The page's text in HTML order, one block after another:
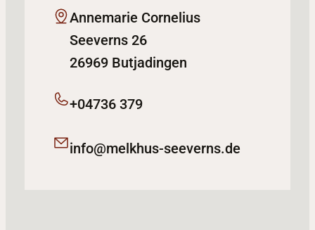
Annemarie Cornelius
Seeverns 26
26969 Butjadingen
+04736 379
info@melkhus-seeverns.de